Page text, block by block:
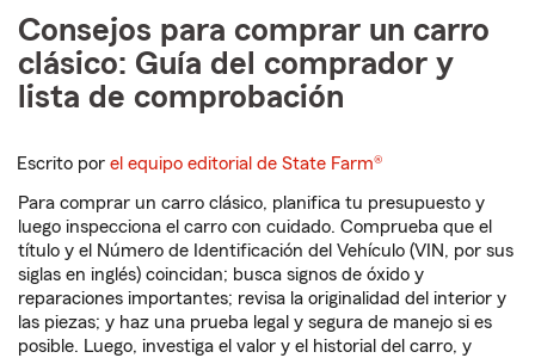
Consejos para comprar un carro
clásico: Guía del comprador y
lista de comprobación
Escrito porel equipo editorial de State Farm®
Para comprar un carro clásico, planifica tu presupuesto y
luego inspecciona el carro con cuidado. Comprueba que el
título y el Número de Identificación del Vehículo (VIN, por sus
siglas en inglés) coincidan; busca signos de óxido y
reparaciones importantes; revisa la originalidad del interior y
las piezas; y haz una prueba legal y segura de manejo si es
posible. Luego, investiga el valor y el historial del carro, y